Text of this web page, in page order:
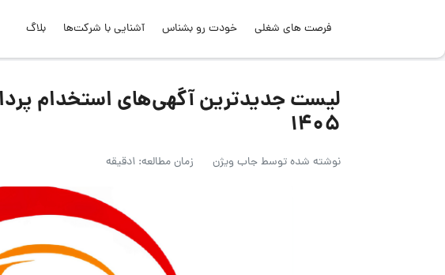
فرصت های شغلی خودت رو بشناس آشنایی با شرکت‌ها بلاگ
۱۴۰۵
نوشته شده توسطجاب ویژن زمان مطالعه: 1دقیقه